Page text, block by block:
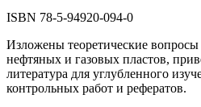
ISBN 78-5-94920-094-0
Изложены теоретические
нефтяных и газовых пластов,
литература для углубленного
контрольных работ и рефератов.